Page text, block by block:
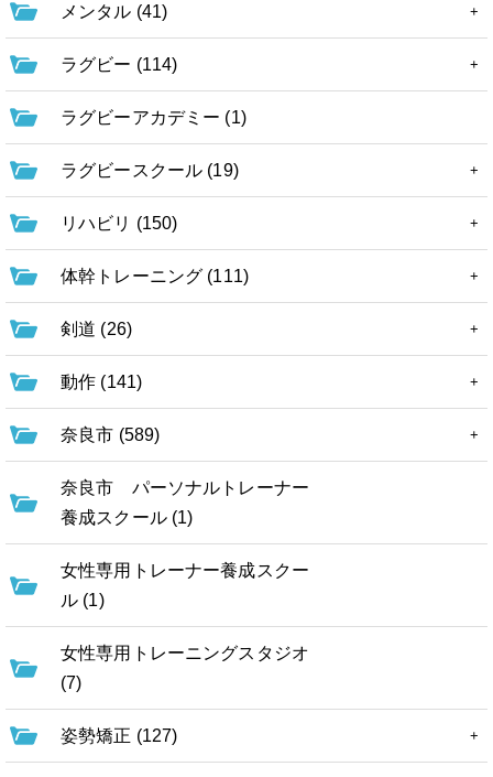
メンタル (41)
ラグビー (114)
ラグビーアカデミー (1)
ラグビースクール (19)
リハビリ (150)
体幹トレーニング (111)
剣道 (26)
動作 (141)
奈良市 (589)
奈良市 パーソナルトレーナー
養成スクール (1)
女性専用トレーナー養成スクー
ル (1)
女性専用トレーニングスタジオ
(7)
姿勢矯正 (127)